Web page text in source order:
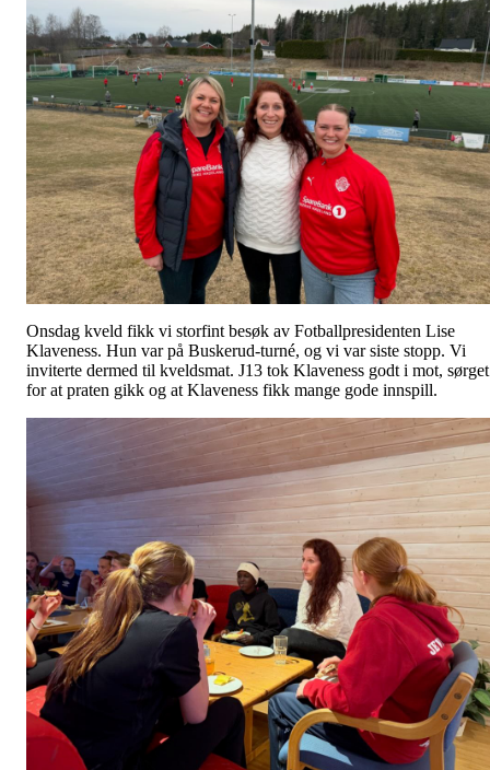
Onsdag kveld fikk vi storfint besøk av Fotballpresidenten Lise
Klaveness. Hun var på Buskerud-turné, og vi var siste stopp. Vi
inviterte dermed til kveldsmat. J13 tok Klaveness godt i mot, sørget
for at praten gikk og at Klaveness fikk mange gode innspill.